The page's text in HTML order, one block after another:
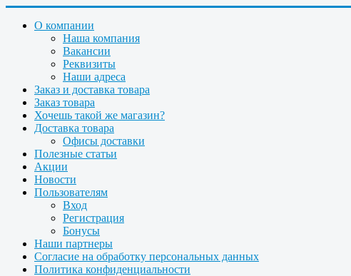
О компании
Наша компания
Вакансии
Реквизиты
Наши адреса
Заказ и доставка товара
Заказ товара
Хочешь такой же магазин?
Доставка товара
Офисы доставки
Полезные статьи
Акции
Новости
Пользователям
Вход
Регистрация
Бонусы
Наши партнеры
Согласие на обработку персональных данных
Политика конфиденциальности